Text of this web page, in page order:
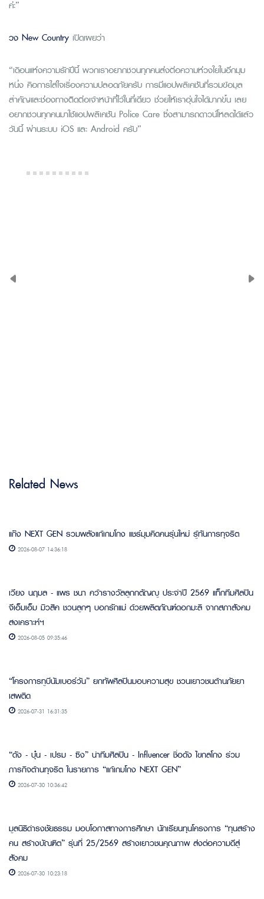
ค่ะ”
วง New Country เปิดเผยว่า
“เดือนแห่งความรักปีนี้ พวกเราอยากชวนทุกคนส่งต่อความห่วงใยในอีกมุม
หนึ่ง คือการใส่ใจเรื่องความปลอดภัยครับ การมีแอปพลิเคชันที่รวมข้อมูล
สำคัญและช่องทางติดต่อเจ้าหน้าที่ไว้ในที่เดียว ช่วยให้เราอุ่นใจได้มากขึ้น เลย
อยากชวนทุกคนมาใช้แอปพลิเคชัน Police Care ซึ่งสามารถดาวน์โหลดได้แล้ว
วันนี้ ผ่านระบบ iOS และ Android ครับ”
Related News
แก๊ง NEXT GEN รวมพลังแก้เกมโกง แชร์มุมคิดคนรุ่นใหม่ รู้ทันการทุจริต
2026-08-07 14:36:18
เวียง นฤมล - แพร ชนา คว้ารางวัลลูกกตัญญู ประจำปี 2569 แท็กทีมศิลปิน
จีเอ็มเอ็ม มิวสิค ชวนลูกๆ บอกรักแม่ ด้วยผลิตภัณฑ์ดอกมะลิ จากสภาสังคม
สงเคราะห์ฯ
2026-08-05 09:35:46
“โครงการทูบีนัมเบอร์วัน” ยกทัพศิลปินมอบความสุข ชวนเยาวชนต้านภัยยา
เสพติด
2026-07-31 16:31:35
“ดัง - บุ๋น - เปรม - ซิง” นำทีมศิลปิน - Influencer ชื่อดัง ไขกลโกง ร่วม
ภารกิจต้านทุจริต ในรายการ “แก้เกมโกง NEXT GEN”
2026-07-30 10:36:42
มูลนิธิดำรงชัยธรรม มอบโอกาสทางการศึกษา นักเรียนทุนโครงการ “ทุนสร้าง
คน สร้างบัณฑิต” รุ่นที่ 25/2569 สร้างเยาวชนคุณภาพ ส่งต่อความดีสู่
สังคม
2026-07-30 10:23:18